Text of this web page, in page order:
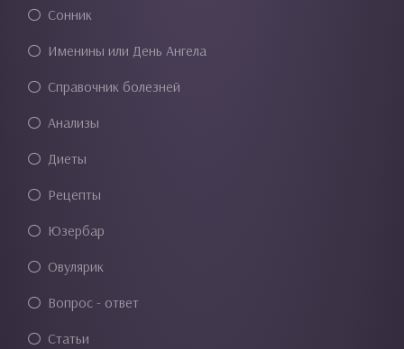
Сонник
Именины или День Ангела
Справочник болезней
Анализы
Диеты
Рецепты
Юзербар
Овулярик
Вопрос - ответ
Статьи